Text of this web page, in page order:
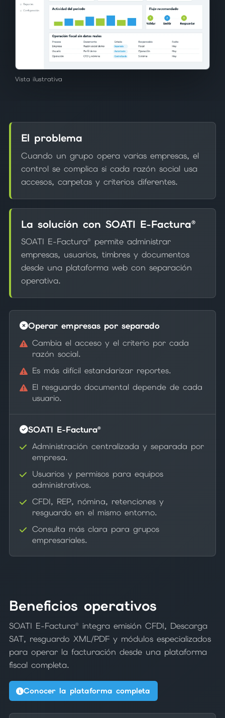
Vista ilustrativa
El problema
Cuando un grupo opera varias empresas, el
control se complica si cada razón social usa
accesos, carpetas y criterios diferentes.
La solución con SOATI E-Factura®
SOATI E-Factura® permite administrar
empresas, usuarios, timbres y documentos
desde una plataforma web con separación
operativa.
Operar empresas por separado
Cambia el acceso y el criterio por cada
razón social.
Es más difícil estandarizar reportes.
El resguardo documental depende de cada
usuario.
SOATI E-Factura®
Administración centralizada y separada por
empresa.
Usuarios y permisos para equipos
administrativos.
CFDI, REP, nómina, retenciones y
resguardo en el mismo entorno.
Consulta más clara para grupos
empresariales.
Beneficios operativos
SOATI E-Factura® integra emisión CFDI, Descarga
SAT, resguardo XML/PDF y módulos especializados
para operar la facturación desde una plataforma
fiscal completa.
Conocer la plataforma completa